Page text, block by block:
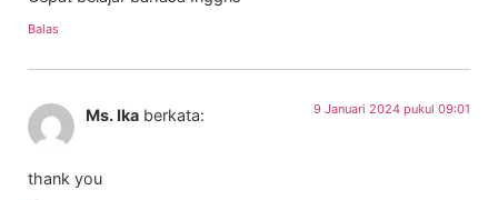
Balas
Ms. Ika berkata: 9 Januari 2024 pukul 09:01
thank you